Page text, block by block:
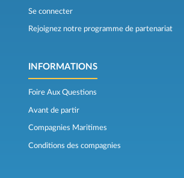
Se connecter
Rejoignez notre programme de partenariat
INFORMATIONS
Foire Aux Questions
Avant de partir
Compagnies Maritimes
Conditions des compagnies